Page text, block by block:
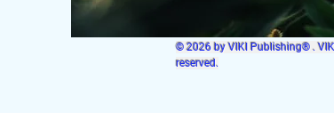
© 2026 by VIKI Publishing® .
reserved.